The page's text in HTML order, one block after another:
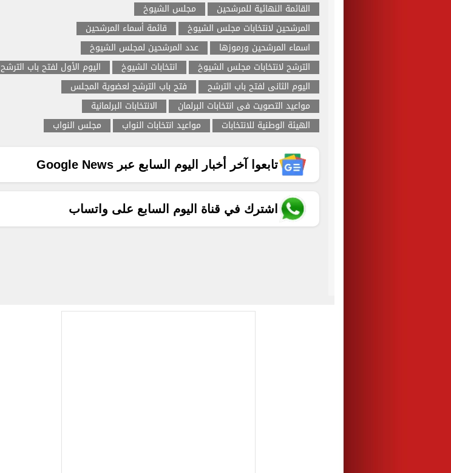
القائمة النهائية للمرشحين
مجلس الشيوخ
المرشحين لانتخابات مجلس الشيوخ
قائمة أسماء المرشحين
اسماء المرشحين ورموزها
عدد المرشحين لمجلس الشيوخ
الترشح لانتخابات مجلس الشيوخ
انتخابات الشيوخ
اليوم الأول لفتح باب الترشح
اليوم الثانى لفتح باب الترشح
فتح باب الترشح لعضوية المجلس
مواعيد التصويت فى انتخابات البرلمان
الانتخابات البرلمانية
الهيئة الوطنية للانتخابات
مواعيد انتخابات النواب مجلس النواب
تابعوا آخر أخبار اليوم السابع عبر Google News
اشترك في قناة اليوم السابع على واتساب